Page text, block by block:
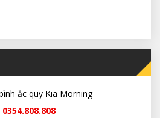
ắc quy Kia Morning